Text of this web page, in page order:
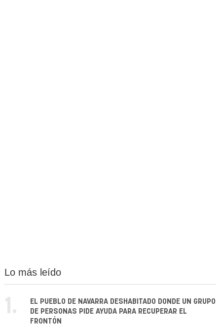
Lo más leído
1.
EL PUEBLO DE NAVARRA DESHABITADO DONDE UN GRUPO
DE PERSONAS PIDE AYUDA PARA RECUPERAR EL
FRONTÓN